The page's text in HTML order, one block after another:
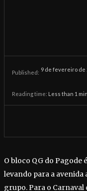
Published: 9 de fevereiro de
Reading time: Less than 1 min.
O bloco QG do Pagode
levando para a
grupo. Para o